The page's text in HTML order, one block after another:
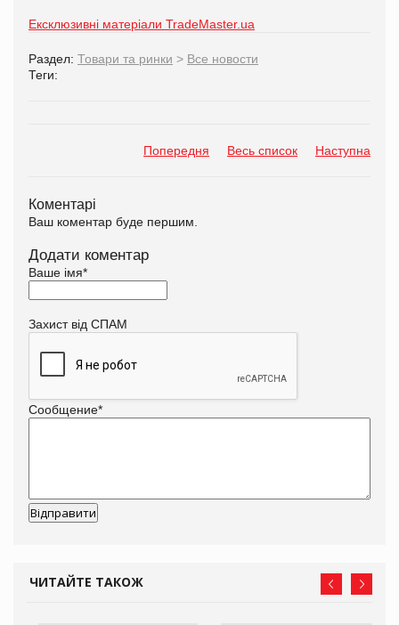
Ексклюзивні матеріали TradeMaster.ua
Раздел: Товари та ринки > Все новости
Теги:
Попередня Весь список Наступна
Коментарі
Ваш коментар буде першим.
Додати коментар
Ваше імя*
Захист від СПАМ
Сообщение*
ЧИТАЙТЕ ТАКОЖ